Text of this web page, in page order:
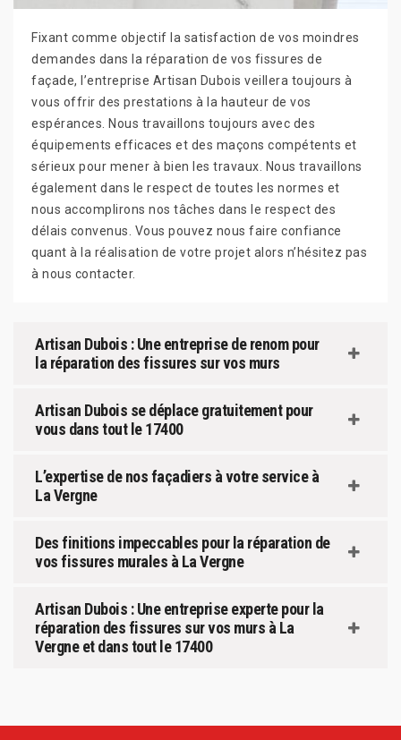
Fixant comme objectif la satisfaction de vos moindres
demandes dans la réparation de vos fissures de
façade, l’entreprise Artisan Dubois veillera toujours à
vous offrir des prestations à la hauteur de vos
espérances. Nous travaillons toujours avec des
équipements efficaces et des maçons compétents et
sérieux pour mener à bien les travaux. Nous travaillons
également dans le respect de toutes les normes et
nous accomplirons nos tâches dans le respect des
délais convenus. Vous pouvez nous faire confiance
quant à la réalisation de votre projet alors n’hésitez pas
à nous contacter.
Artisan Dubois : Une entreprise de renom pour
la réparation des fissures sur vos murs
Artisan Dubois se déplace gratuitement pour
vous dans tout le 17400
L’expertise de nos façadiers à votre service à
La Vergne
Des finitions impeccables pour la réparation de
vos fissures murales à La Vergne
Artisan Dubois : Une entreprise experte pour la
réparation des fissures sur vos murs à La
Vergne et dans tout le 17400